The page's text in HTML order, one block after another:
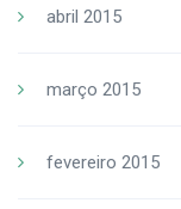
abril 2015
março 2015
fevereiro 2015